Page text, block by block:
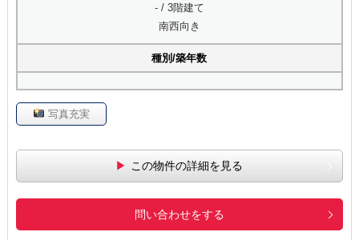
- / 3階建て
南西向き
種別/築年数
写真充実
この物件の詳細を見る
問い合わせをする